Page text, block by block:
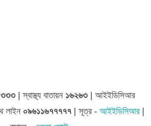
৩৩৩| স্বাস্থ্য বাতায়ন ১৬২৬৩| আইইডিসিআর
লাইন ০৯৬১১৬৭৭৭৭৭| সূত্র - আইইডিসিআর|